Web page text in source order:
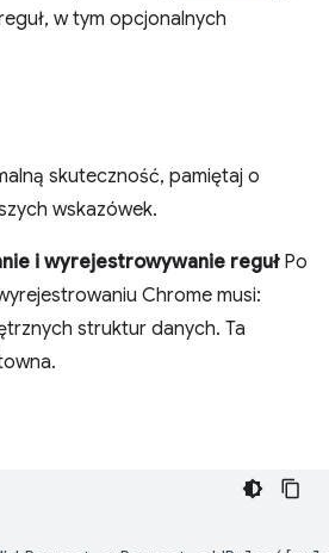
w tym opcjonalnych
skuteczność, pamiętaj o
wskazówek.
i wyrejestrowywanie regułPo
Chrome musi:
struktur danych. Ta